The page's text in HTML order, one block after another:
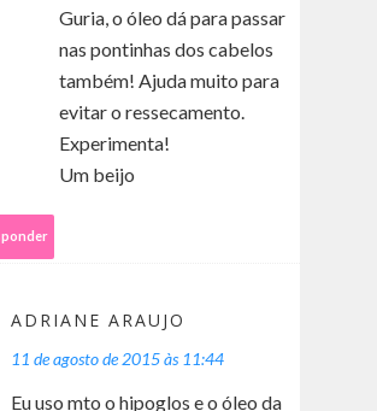
Guria, o óleo dá para passar
nas pontinhas dos cabelos
também! Ajuda muito para
evitar o ressecamento.
Experimenta!
Um beijo
ADRIANE ARAUJO
11 de agosto de 2015 às 11:44
Eu uso mto o hipoglos e o óleo da